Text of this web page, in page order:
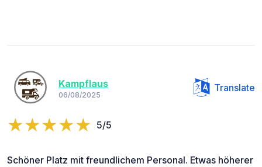
Kampflaus
06/08/2025
Translate
5/5
Schöner Platz mit freundlichem Personal. Etwas höherer